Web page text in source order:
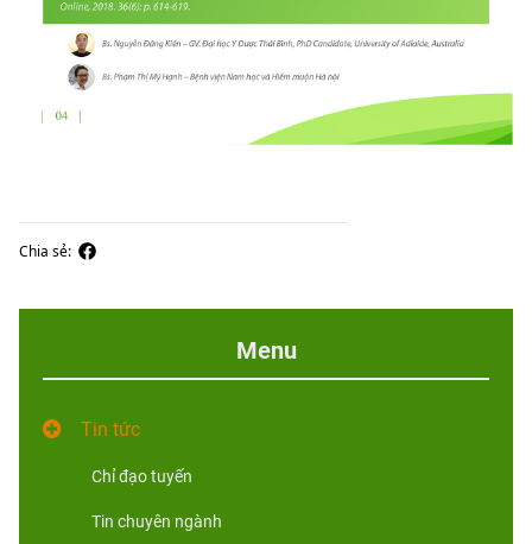
Chia sẻ:
Menu
Tin tức
Chỉ đạo tuyến
Tin chuyên ngành